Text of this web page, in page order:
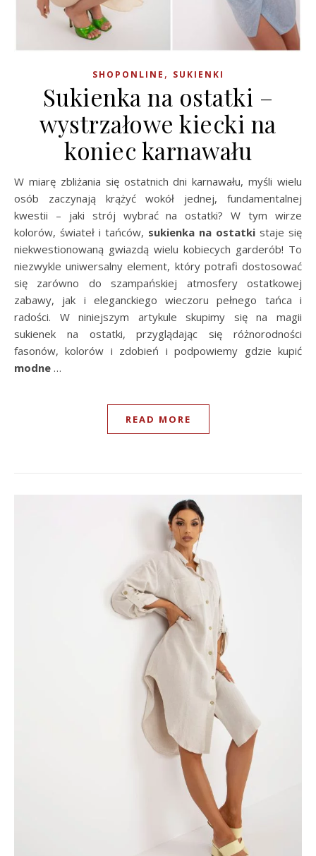
SHOPONLINE , SUKIENKI
Sukienka na ostatki –
wystrzałowe kiecki na
koniec karnawału
W miarę zbliżania się ostatnich dni karnawału, myśli wielu
osób zaczynają krążyć wokół jednej, fundamentalnej
kwestii – jaki strój wybrać na ostatki? W tym wirze
kolorów, świateł i tańców, sukienka na ostatki staje się
niekwestionowaną gwiazdą wielu kobiecych garderób! To
niezwykle uniwersalny element, który potrafi dostosować
się zarówno do szampańskiej atmosfery ostatkowej
zabawy, jak i eleganckiego wieczoru pełnego tańca i
radości. W niniejszym artykule skupimy się na magii
sukienek na ostatki, przyglądając się różnorodności
fasonów, kolorów i zdobień i podpowiemy gdzie kupić
modne …
READ MORE